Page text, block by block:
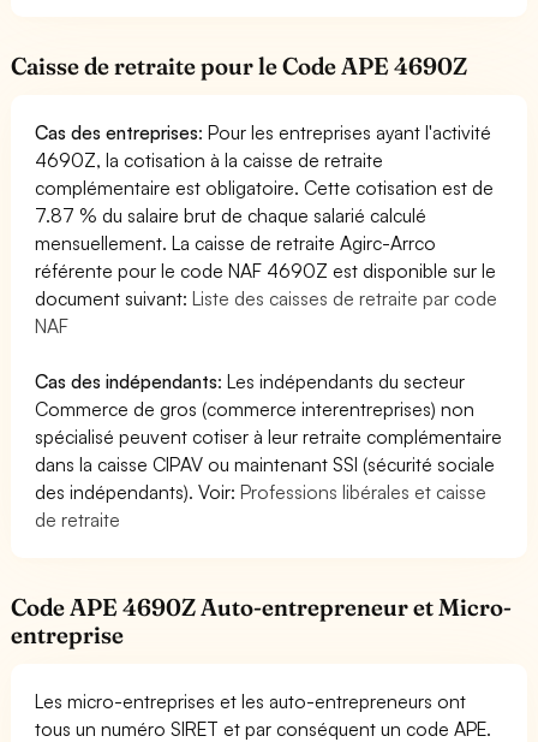
Caisse de retraite pour le Code APE 4690Z
Cas des entreprises: Pour les entreprises ayant l'activité
4690Z, la cotisation à la caisse de retraite
complémentaire est obligatoire. Cette cotisation est de
7.87 % du salaire brut de chaque salarié calculé
mensuellement. La caisse de retraite Agirc-Arrco
référente pour le code NAF 4690Z est disponible sur le
document suivant:Liste des caisses de retraite par code
NAF
Cas des indépendants: Les indépendants du secteur
Commerce de gros (commerce interentreprises) non
spécialisé peuvent cotiser à leur retraite complémentaire
dans la caisse CIPAV ou maintenant SSI (sécurité sociale
des indépendants). Voir:Professions libérales et caisse
de retraite
Code APE 4690Z Auto-entrepreneur et Micro-
entreprise
Les micro-entreprises et les auto-entrepreneurs ont
tous un numéro SIRET et par conséquent un code APE.